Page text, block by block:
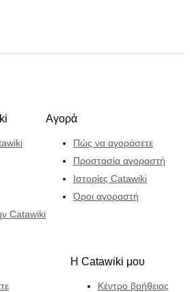
Catawiki
Αγορά
Πώς να αγοράσετε
Προστασία αγοραστή
Ιστορίες Catawiki
Όροι αγοραστή
Η Catawiki μου
Κέντρο βοήθειας